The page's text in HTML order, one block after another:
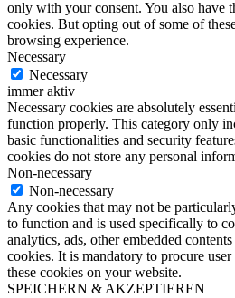
only with your consent. You also have
cookies. But opting out of some of
browsing experience.
Necessary
Necessary
immer aktiv
Necessary cookies are absolutely
function properly. This category only
basic functionalities and security
cookies do not store any personal
Non-necessary
Non-necessary
Any cookies that may not be
to function and is used specifically to
analytics, ads, other embedded
cookies. It is mandatory to procure
these cookies on your website.
SPEICHERN & AKZEPTIEREN